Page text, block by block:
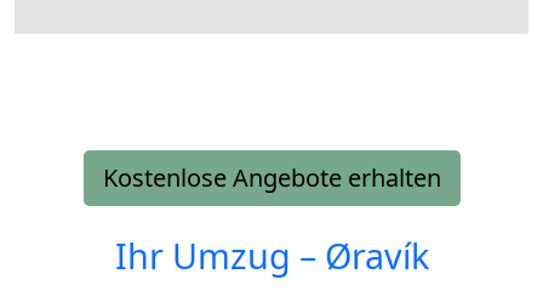
Kostenlose Angebote erhalten
Ihr Umzug – Øravík